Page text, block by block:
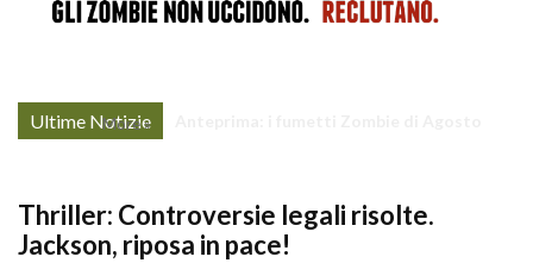
Ultime Notizie
More »
Thriller: Controversie legali risolte.
Jackson, riposa in pace!